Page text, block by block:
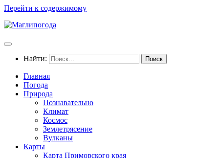
Перейти к содержимому
Найти:
Главная
Погода
Природа
Познавательно
Климат
Космос
Землетрясение
Вулканы
Карты
Карта Приморского края